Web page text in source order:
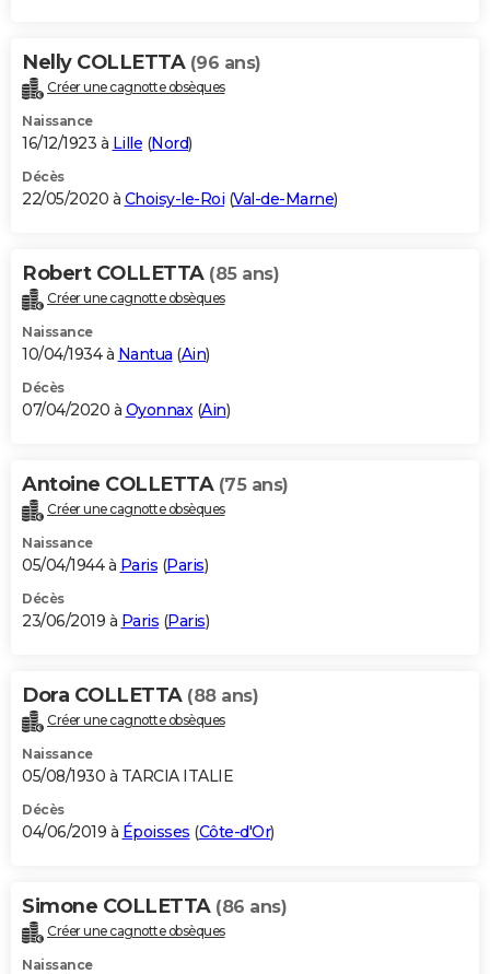
Nelly COLLETTA (96 ans)
Créer une cagnotte obsèques
Naissance
16/12/1923 à Lille (Nord)
Décès
22/05/2020 à Choisy-le-Roi (Val-de-Marne)
Robert COLLETTA (85 ans)
Créer une cagnotte obsèques
Naissance
10/04/1934 à Nantua (Ain)
Décès
07/04/2020 à Oyonnax(Ain)
Antoine COLLETTA (75 ans)
Créer une cagnotte obsèques
Naissance
05/04/1944 à Paris (Paris)
Décès
23/06/2019 à Paris (Paris)
Dora COLLETTA (88 ans)
Créer une cagnotte obsèques
Naissance
05/08/1930 à TARCIA ITALIE
Décès
04/06/2019 à Époisses (Côte-d'Or)
Simone COLLETTA (86 ans)
Créer une cagnotte obsèques
Naissance